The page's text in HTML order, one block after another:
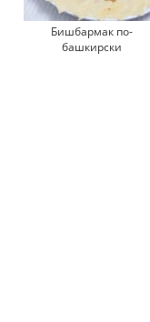
Бишбармак по-
башкирски